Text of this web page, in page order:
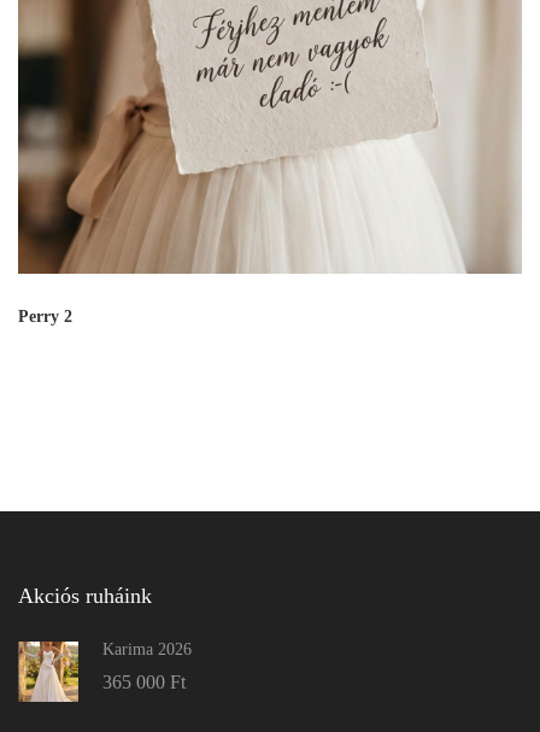
Perry 2
Akciós ruháink
Karima 2026
365 000 Ft